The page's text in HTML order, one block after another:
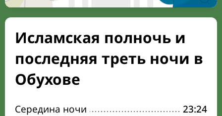
Исламская полночь и
последняя треть ночи в
Обухове
Середина ночи
23:24